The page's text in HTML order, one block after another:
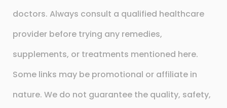
doctors. Always consult a qualified healthcare
provider before trying any remedies,
supplements, or treatments mentioned here.
Some links may be promotional or affiliate in
nature. We do not guarantee the quality, safety,